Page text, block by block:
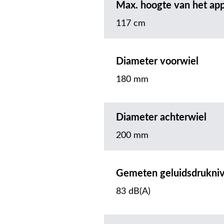
Max. hoogte van het
117 cm
Diameter voorwiel
180 mm
Diameter achterwiel
200 mm
Gemeten
83 dB(A)